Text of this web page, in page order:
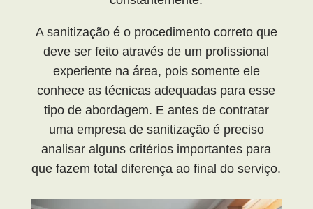
A sanitização é o procedimento correto que
deve ser feito através de um profissional
experiente na área, pois somente ele
conhece as técnicas adequadas para esse
tipo de abordagem. E antes de contratar
uma empresa de sanitização é preciso
analisar alguns critérios importantes para
que fazem total diferença ao final do serviço.